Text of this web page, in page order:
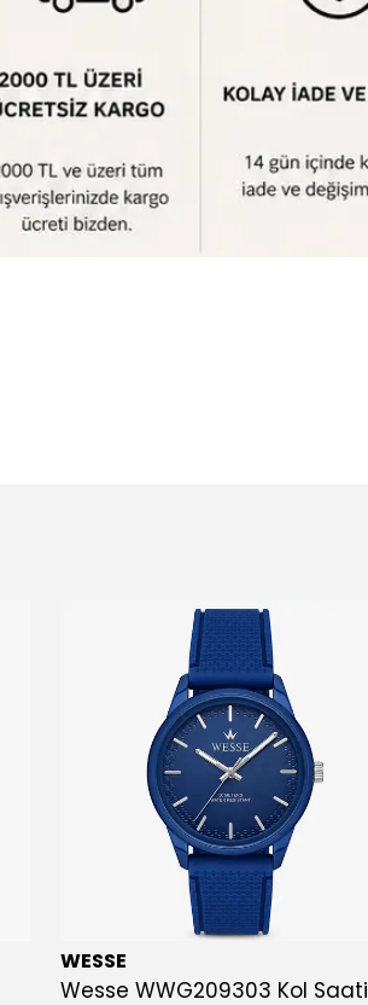
WESSE
Wesse WWG209303 Kol Saati